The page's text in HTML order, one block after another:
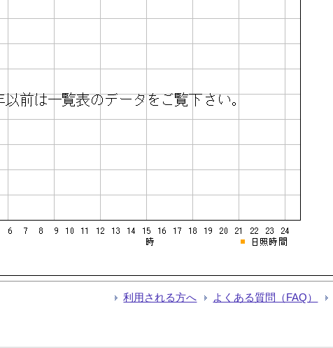
利用される方へ よくある質問（FAQ）